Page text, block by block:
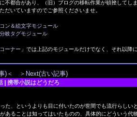
不都合があり、（旧）ブログの移転作業が頓挫してし
だいていますのでご参照くださいませ。
ン＆絵文字モジュール
岐タグモジュール
ーナー 」では上記のモジュールだけでなく、それ以降
)＜ ＞Next(古い記事)
| 携帯小説はどうだろ
た、というよりも目に付いたのが世間でも流行らしい
あることは知ってはいたものの、具体的にどういう代